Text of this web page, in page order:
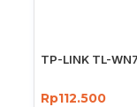
TP-LINK TL-
Rp112.500